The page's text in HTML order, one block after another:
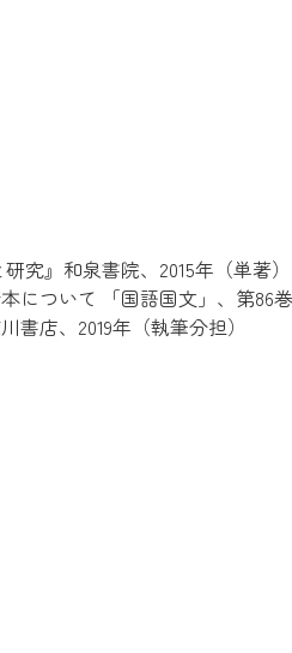
究』和泉書院、2015年（単著）
について 「国語国文」、第86
書店、2019年（執筆分担）